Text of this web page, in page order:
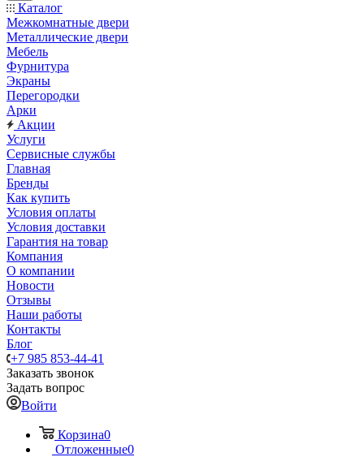
Каталог
Межкомнатные двери
Металлические двери
Мебель
Фурнитура
Экраны
Перегородки
Арки
Акции
Услуги
Сервисные службы
Главная
Бренды
Как купить
Условия оплаты
Условия доставки
Гарантия на товар
Компания
О компании
Новости
Отзывы
Наши работы
Контакты
Блог
+7 985 853-44-41
Заказать звонок
Задать вопрос
Войти
Корзина0
Отложенные0